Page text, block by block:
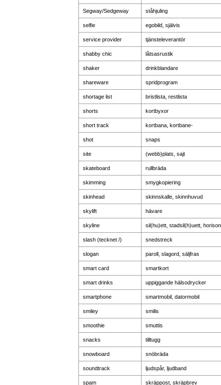
Segway/Sedgeway ståhjuling
selfie egobild, självis
service provider tjänsteleverantör
shabby chic låtsasrustik
shaker drinkblandare
shareware spridprogram
shortage list bristlista, restlista
shorts kortbyxor
short track kortbana, kortbane-
shot snaps
site (webb)plats, sajt
skateboard rullbräda
skimming smygkopiering
skinhead skinnskalle, skinnhuvud
skylift hävare
skyline sil(hu)ett, stadsil(h)uett,
slash (tecknet /) snedstreck
slogan paroll, slagord, säljfras
smart card smartkort
smart drinks uppiggande hälsodrycker
smartphone smartmobil, datormobil
smiley smilis
smoothie smuttis
snacks tilltugg
snowboard snöbräda
soundtrack ljudspår, ljudband
spam skräppost, skräpbrev